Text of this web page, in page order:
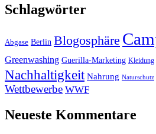
Schlagwörter
Abgase Berlin Blogosphäre
Greenwashing Guerilla-Marketing Kleidung
Nachhaltigkeit Nahrung Naturschutz
Wettbewerbe WWF
Neueste Kommentare